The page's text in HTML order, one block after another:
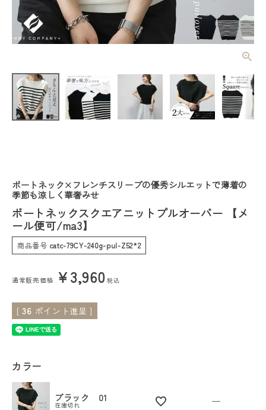
ボートネック
スクエアニッ
便可/ma3】
ファッション雑貨
会員ステージ特典プログラムについて
ご利用ガイド
ボートネック×フレンチスリーブの優秀シルエットで薄着の
季節も涼しく華奢みせ
ボートネックスクエアニットプルオーバー 【メ
ール便可/ma3】
商品番号 catc-79CY-240g-pul-Z52*2
通常販売価格 ¥3,960 税込
[ 36 ポイント進呈 ]
カラー
ブラック 01
在庫切れ —